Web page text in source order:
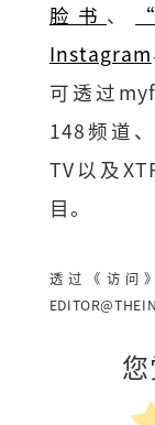
脸书 、
Instagram
可透过
148频道
TV以及
目。
透过《访问